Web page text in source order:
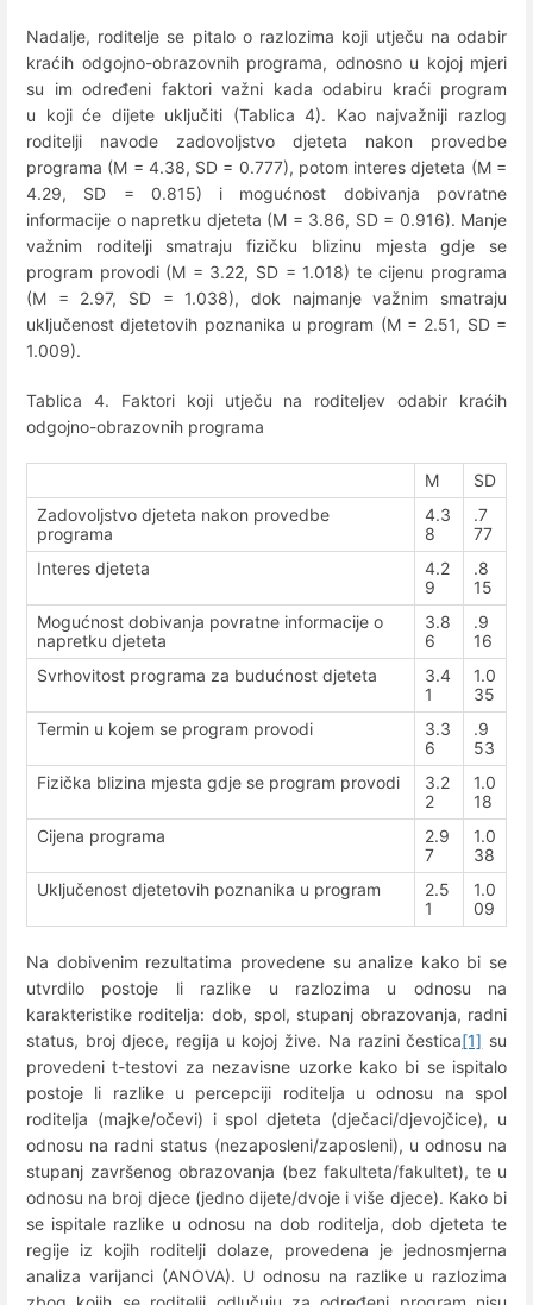
Nadalje, roditelje se pitalo o razlozima koji utječu na odabir
kraćih odgojno-obrazovnih programa, odnosno u kojoj mjeri
su im određeni faktori važni kada odabiru kraći program
u koji će dijete uključiti (Tablica 4). Kao najvažniji razlog
roditelji navode zadovoljstvo djeteta nakon provedbe
programa (M = 4.38, SD = 0.777), potom interes djeteta (M =
4.29, SD = 0.815) i mogućnost dobivanja povratne
informacije o napretku djeteta (M = 3.86, SD = 0.916). Manje
važnim roditelji smatraju fizičku blizinu mjesta gdje se
program provodi (M = 3.22, SD = 1.018) te cijenu programa
(M = 2.97, SD = 1.038), dok najmanje važnim smatraju
uključenost djetetovih poznanika u program (M = 2.51, SD =
1.009).
Tablica 4. Faktori koji utječu na roditeljev odabir kraćih
odgojno-obrazovnih programa
M
SD
Zadovoljstvo djeteta nakon provedbe
programa
4.3
8
.7
77
Interes djeteta
4.2
9
.8
15
Mogućnost dobivanja povratne informacije o
napretku djeteta
3.8
6
.9
16
Svrhovitost programa za budućnost djeteta
3.4
1
1.0
35
Termin u kojem se program provodi
3.3
6
.9
53
Fizička blizina mjesta gdje se program provodi
3.2
2
1.0
18
Cijena programa
2.9
7
1.0
38
Uključenost djetetovih poznanika u program
2.5
1
1.0
09
Na dobivenim rezultatima provedene su analize kako bi se
utvrdilo postoje li razlike u razlozima u odnosu na
karakteristike roditelja: dob, spol, stupanj obrazovanja, radni
status, broj djece, regija u kojoj žive. Na razini čestica[1] su
provedeni t-testovi za nezavisne uzorke kako bi se ispitalo
postoje li razlike u percepciji roditelja u odnosu na spol
roditelja (majke/očevi) i spol djeteta (dječaci/djevojčice), u
odnosu na radni status (nezaposleni/zaposleni), u odnosu na
stupanj završenog obrazovanja (bez fakulteta/fakultet), te u
odnosu na broj djece (jedno dijete/dvoje i više djece). Kako bi
se ispitale razlike u odnosu na dob roditelja, dob djeteta te
regije iz kojih roditelji dolaze, provedena je jednosmjerna
analiza varijanci (ANOVA). U odnosu na razlike u razlozima